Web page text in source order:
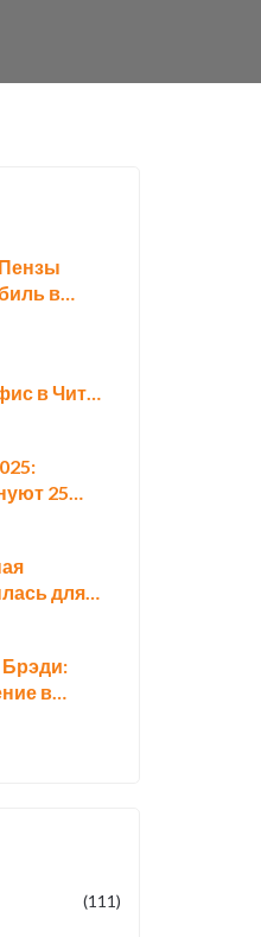
в
в Чите
25
не
для
в
в
(111)